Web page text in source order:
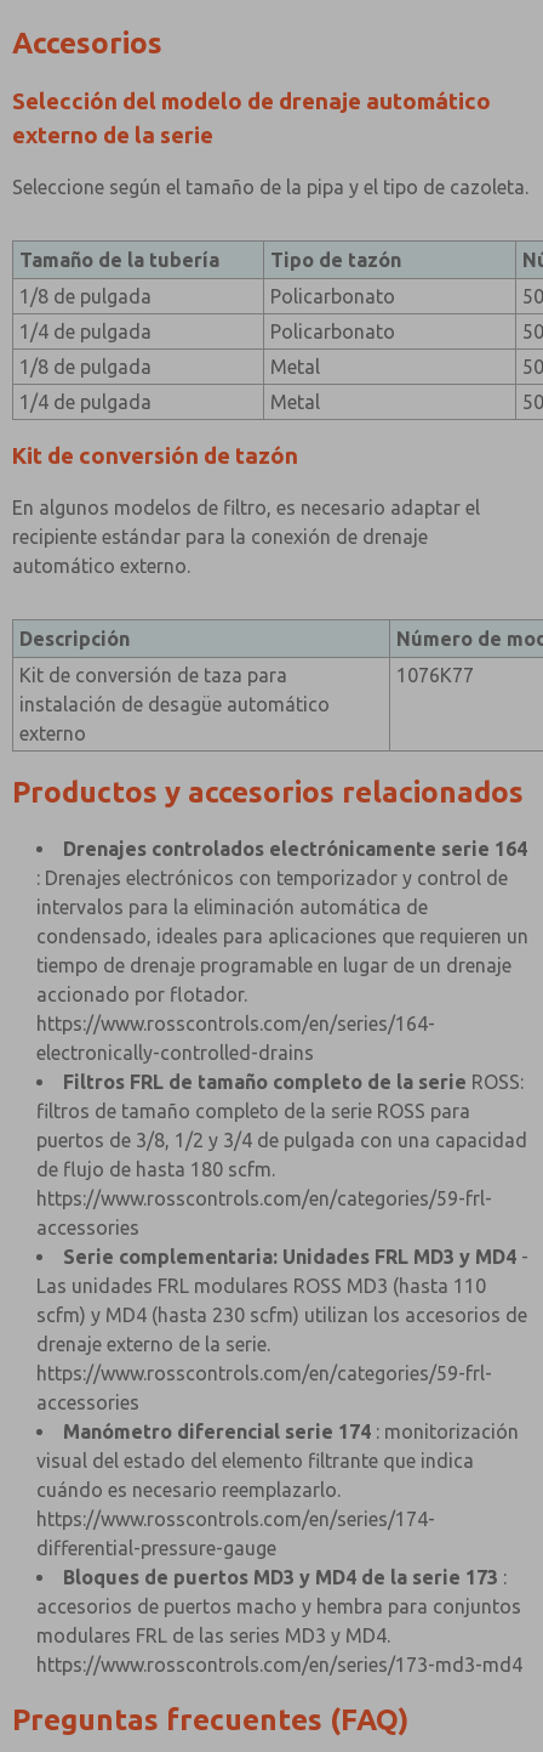
Accesorios
Selección del modelo de drenaje automático
externo de la serie
Seleccione según el tamaño de la pipa y el tipo de cazoleta.
Tamaño de la tubería Tipo de tazón
1/8 de pulgada
Policarbonato
1/4 de pulgada
Policarbonato
1/8 de pulgada
Metal
1/4 de pulgada
Metal
Kit de conversión de tazón
En algunos modelos de filtro, es necesario adaptar el
recipiente estándar para la conexión de drenaje
automático externo.
Descripción
Número de
Kit de conversión de taza para
instalación de desagüe automático
externo
1076K77
Productos y accesorios relacionados
Drenajes controlados electrónicamente serie 164
: Drenajes electrónicos con temporizador y control de
intervalos para la eliminación automática de
condensado, ideales para aplicaciones que requieren un
tiempo de drenaje programable en lugar de un drenaje
accionado por flotador.
https://www.rosscontrols.com/en/series/164-
electronically-controlled-drains
Filtros FRL de tamaño completo de la serie ROSS:
filtros de tamaño completo de la serie ROSS para
puertos de 3/8, 1/2 y 3/4 de pulgada con una capacidad
de flujo de hasta 180 scfm.
https://www.rosscontrols.com/en/categories/59-frl-
accessories
Serie complementaria: Unidades FRL MD3 y MD4 -
Las unidades FRL modulares ROSS MD3 (hasta 110
scfm) y MD4 (hasta 230 scfm) utilizan los accesorios de
drenaje externo de la serie.
https://www.rosscontrols.com/en/categories/59-frl-
accessories
Manómetro diferencial serie 174 : monitorización
visual del estado del elemento filtrante que indica
cuándo es necesario reemplazarlo.
https://www.rosscontrols.com/en/series/174-
differential-pressure-gauge
Bloques de puertos MD3 y MD4 de la serie 173 :
accesorios de puertos macho y hembra para conjuntos
modulares FRL de las series MD3 y MD4.
https://www.rosscontrols.com/en/series/173-md3-md4
Preguntas frecuentes (FAQ)